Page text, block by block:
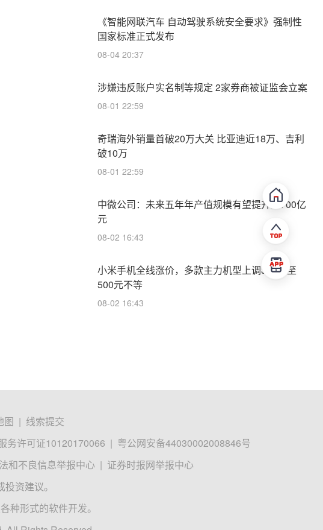
《智能网联汽车 自动驾驶系统安全要求》强制性
国家标准正式发布
08-04 20:37
涉嫌违反账户实名制等规定 2家券商被证监会立案
08-01 22:59
奇瑞海外销量首破20万大关 比亚迪近18万、吉利
破10万
08-01 22:59
中微公司：未来五年年产值规模有望提升至700亿
元
08-02 16:43
小米手机全线涨价，多款主力机型上调300元至
500元不等
08-02 16:43
图 | 线索提交
务许可证10120170066 | 粤公网安备44030002008846号
和不良信息举报中心 | 证券时报网举报中心
资建议。
种形式的软件开发。